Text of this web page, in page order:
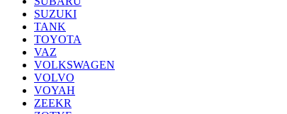
SUZUKI
TANK
TOYOTA
VAZ
VOLKSWAGEN
VOLVO
VOYAH
ZEEKR